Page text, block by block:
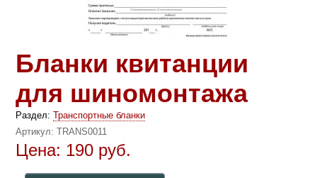
Бланки квитанции
для шиномонтажа
Раздел:Транспортные бланки
Артикул:TRANS0011
Цена: 190 руб.